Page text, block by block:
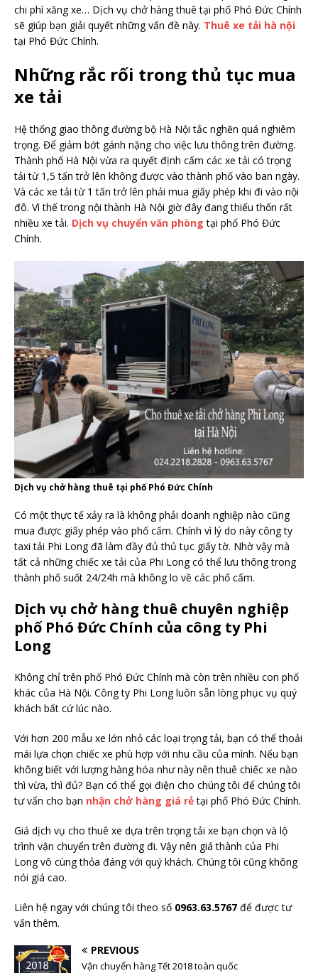
chi phí xăng xe… Dịch vụ chở hàng thuê tại phố Phó Đức Chính
sẽ giúp bạn giải quyết những vấn đề này. Thuê xe tải hà nội
tại Phó Đức Chính.
Những rắc rối trong thủ tục mua
xe tải
Hệ thống giao thông đường bộ Hà Nội tắc nghẽn quá nghiêm
trọng. Để giảm bớt gánh nặng cho việc lưu thông trên đường.
Thành phố Hà Nội vừa ra quyết định cấm các xe tải có trọng
tải từ 1,5 tấn trở lên không được vào thành phố vào ban ngày.
Và các xe tải từ 1 tấn trở lên phải mua giấy phép khi đi vào nội
đô. Vì thế trong nội thành Hà Nội giờ đây đang thiếu thốn rất
nhiều xe tải. Dịch vụ chuyển văn phòng tại phố Phó Đức
Chính.
Dịch vụ chở hàng thuê tại phố Phó Đức Chính
Có một thực tế xảy ra là không phải doanh nghiệp nào cũng
mua được giấy phép vào phố cấm. Chính vì lý do này công ty
taxi tải Phi Long đã làm đầy đủ thủ tục giấy tờ. Nhờ vậy mà
tất cả những chiếc xe tải của Phi Long có thể lưu thông trong
thành phố suốt 24/24h mà không lo về các phố cấm.
Dịch vụ chở hàng thuê chuyên nghiệp
phố Phó Đức Chính của công ty Phi
Long
Không chỉ trên phố Phó Đức Chính mà còn trên nhiều con phố
khác của Hà Nội. Công ty Phi Long luôn sẵn lòng phục vụ quý
khách bất cứ lúc nào.
Với hơn 200 mẫu xe lớn nhỏ các loại trọng tải, bạn có thể thoải
mái lựa chọn chiếc xe phù hợp với nhu cầu của mình. Nếu bạn
không biết với lượng hàng hóa như này nên thuê chiếc xe nào
thì vừa, thì đủ? Bạn có thể gọi điện cho chúng tôi để chúng tôi
tư vấn cho bạn nhận chở hàng giá rẻtại phố Phó Đức Chính.
Giá dịch vụ cho thuê xe dựa trên trọng tải xe bạn chọn và lộ
trình vận chuyển trên đường đi. Vậy nên giá thành của Phi
Long vô cùng thỏa đáng với quý khách. Chúng tôi cũng không
nói giá cao.
Liên hệ ngay với chúng tôi theo số 0963.63.5767 để được tư
vấn thêm.
PREVIOUS
Vận chuyển hàng Tết 2018 toàn quốc